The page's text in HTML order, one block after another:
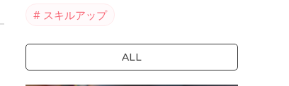
スキルアップ
ALL